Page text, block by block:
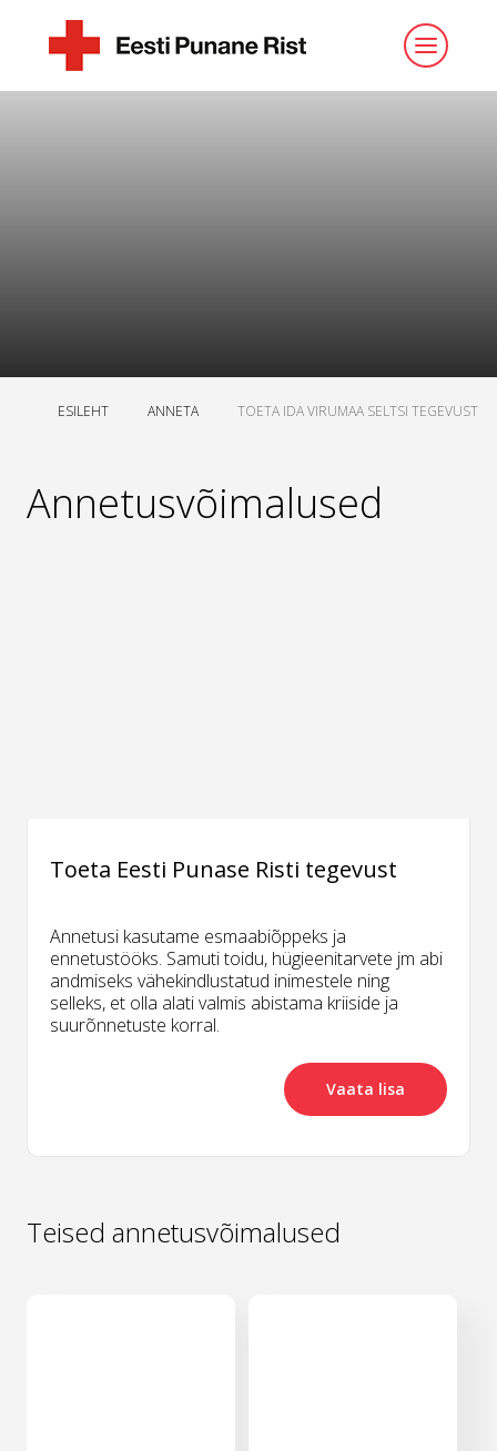
ESILEHT ANNETA TOETA IDA VIRUMAA SELTSI TEGEVUST
Annetusvõimalused
Toeta Eesti Punase Risti tegevust
Annetusi kasutame esmaabiõppeks ja
ennetustööks. Samuti toidu, hügieenitarvete jm abi
andmiseks vähekindlustatud inimestele ning
selleks, et olla alati valmis abistama kriiside ja
suurõnnetuste korral.
Vaata lisa
Teised annetusvõimalused